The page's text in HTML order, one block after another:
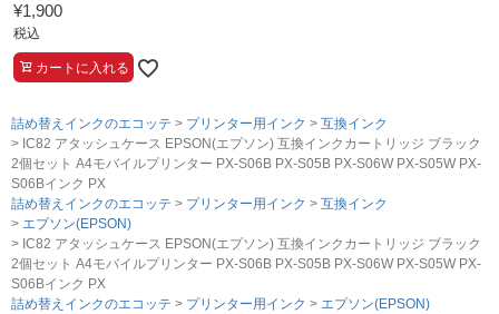
¥1,900
税込
カートに入れる
詰め替えインクのエコッテ プリンター用インク
互換インク
IC82 アタッシュケース EPSON(エプソン) 互換インクカートリッジ ブラック
2個セット A4モバイルプリンター PX-S06B PX-S05B PX-S06W PX-S05W PX-
S06Bインク PX
詰め替えインクのエコッテ
プリンター用インク
互換インク
エプソン(EPSON)
IC82 アタッシュケース EPSON(エプソン) 互換インクカートリッジ ブラック
2個セット A4モバイルプリンター PX-S06B PX-S05B PX-S06W PX-S05W PX-
S06Bインク PX
詰め替えインクのエコッテ
プリンター用インク
エプソン(EPSON)